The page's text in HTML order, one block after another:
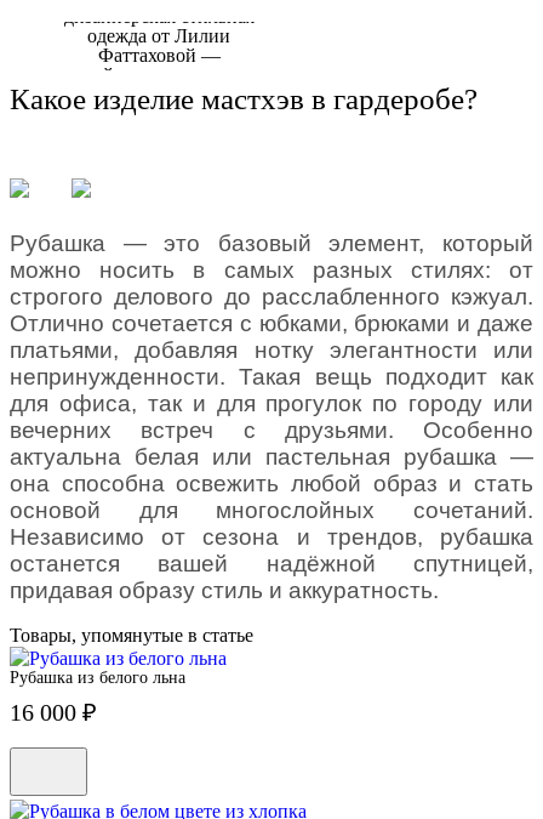
Какое изделие мастхэв в гардеробе?
Рубашка — это базовый элемент, который
можно носить в самых разных стилях: от
строгого делового до расслабленного кэжуал.
Отлично сочетается с юбками, брюками и даже
платьями, добавляя нотку элегантности или
непринужденности. Такая вещь подходит как
для офиса, так и для прогулок по городу или
вечерних встреч с друзьями. Особенно
актуальна белая или пастельная рубашка —
она способна освежить любой образ и стать
основой для многослойных сочетаний.
Независимо от сезона и трендов, рубашка
останется вашей надёжной спутницей,
придавая образу стиль и аккуратность.
Товары, упомянутые в статье
Рубашка из белого льна
16 000 ₽